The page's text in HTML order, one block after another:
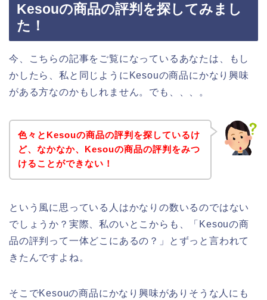
Kesouの商品の評判を探してみまし
た！
今、こちらの記事をご覧になっているあなたは、もし
かしたら、私と同じようにKesouの商品にかなり興味
がある方なのかもしれません。でも、、、。
色々とKesouの商品の評判を探しているけ
ど、なかなか、Kesouの商品の評判をみつ
けることができない！
という風に思っている人はかなりの数いるのではない
でしょうか？実際、私のいとこからも、「Kesouの商
品の評判って一体どこにあるの？」とずっと言われて
きたんですよね。
そこでKesouの商品にかなり興味がありそうな人にも